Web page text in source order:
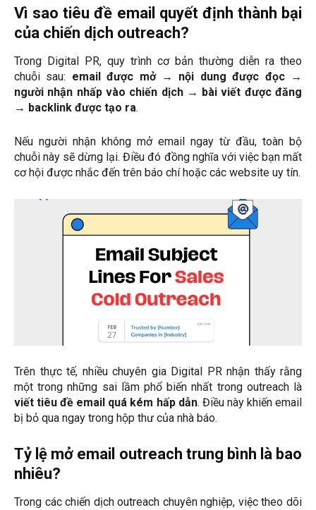
Vì sao tiêu đề email quyết định thành bại
của chiến dịch outreach?
Trong Digital PR, quy trình cơ bản thường diễn ra theo
chuỗi sau: email được mở → nội dung được đọc →
người nhận nhấp vào chiến dịch → bài viết được đăng
→ backlink được tạo ra.
Nếu người nhận không mở email ngay từ đầu, toàn bộ
chuỗi này sẽ dừng lại. Điều đó đồng nghĩa với việc bạn mất
cơ hội được nhắc đến trên báo chí hoặc các website uy tín.
Trên thực tế, nhiều chuyên gia Digital PR nhận thấy rằng
một trong những sai lầm phổ biến nhất trong outreach là
viết tiêu đề email quá kém hấp dẫn. Điều này khiến email
bị bỏ qua ngay trong hộp thư của nhà báo.
Tỷ lệ mở email outreach trung bình là bao
nhiêu?
Trong các chiến dịch outreach chuyên nghiệp, việc theo dõi